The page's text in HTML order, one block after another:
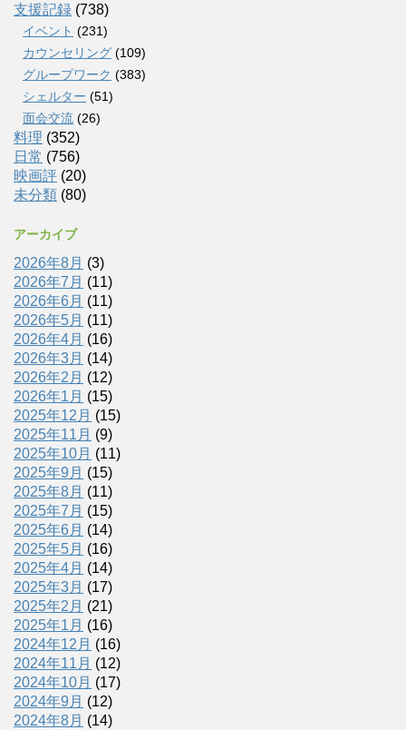
支援記録 (738)
イベント (231)
カウンセリング (109)
グループワーク (383)
シェルター (51)
面会交流 (26)
料理 (352)
日常 (756)
映画評 (20)
未分類 (80)
アーカイブ
2026年8月 (3)
2026年7月 (11)
2026年6月 (11)
2026年5月 (11)
2026年4月 (16)
2026年3月 (14)
2026年2月 (12)
2026年1月 (15)
2025年12月 (15)
2025年11月 (9)
2025年10月 (11)
2025年9月 (15)
2025年8月 (11)
2025年7月 (15)
2025年6月 (14)
2025年5月 (16)
2025年4月 (14)
2025年3月 (17)
2025年2月 (21)
2025年1月 (16)
2024年12月 (16)
2024年11月 (12)
2024年10月 (17)
2024年9月 (12)
2024年8月 (14)